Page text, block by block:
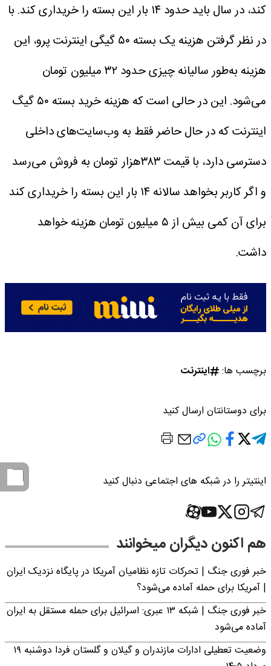
کند، در سال باید حدود ۱۴ بار این بسته را خریداری کند. با
در نظر گرفتن هزینه یک بسته ۵۰ گیگی اینترنت پرو، این
هزینه به‌طور سالیانه چیزی حدود ۳۲ میلیون تومان
می‌شود. این در حالی است که هزینه خرید بسته ۵۰ گیگ
اینترنت که در حال حاضر فقط به وب‌سایت‌های داخلی
دسترسی دارد، با قیمت ۳۸۳هزار تومان به فروش می‌رسد
و اگر کاربر بخواهد سالانه ۱۴ بار این بسته را خریداری کند
برای آن کمی بیش از ۵ میلیون تومان هزینه خواهد
داشت.
برچسب ها: اینترنت
برای دوستانتان ارسال کنید
اینتیتر را در شبکه های اجتماعی دنبال کنید
هم اکنون دیگران میخوانند
خبر فوری جنگ | تحرکات تازه نظامیان آمریکا در پایگاه نزدیک ایران
| آمریکا برای حمله آماده می‌شود؟
خبر فوری جنگ | شبکه ۱۳ عبری: اسرائیل برای حمله مستقل به ایران
آماده می‌شود
وضعیت تعطیلی ادارات مازندران و گیلان و گلستان فردا دوشنبه ۱۹